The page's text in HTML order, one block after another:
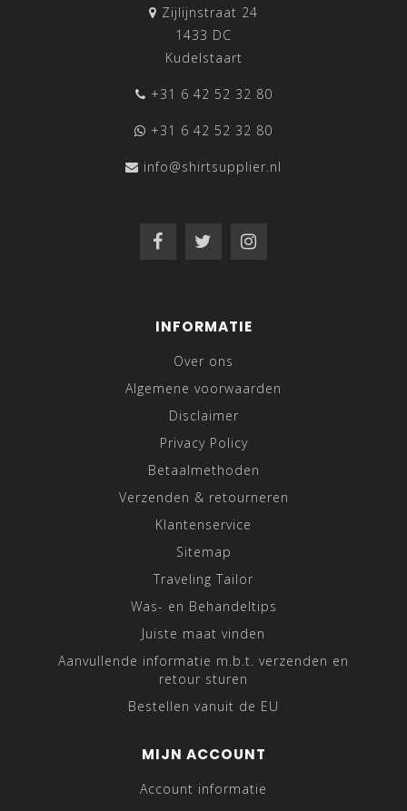
Zijlijnstraat 24
1433 DC
Kudelstaart
+31 6 42 52 32 80
+31 6 42 52 32 80
info@shirtsupplier.nl
INFORMATIE
Over ons
Algemene voorwaarden
Disclaimer
Privacy Policy
Betaalmethoden
Verzenden & retourneren
Klantenservice
Sitemap
Traveling Tailor
Was- en Behandeltips
Juiste maat vinden
Aanvullende informatie m.b.t. verzenden en
retour sturen
Bestellen vanuit de EU
MIJN ACCOUNT
Account informatie